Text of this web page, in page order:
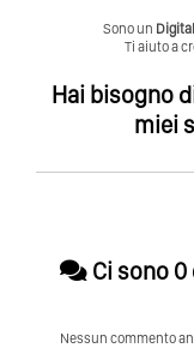
Sono un
Ti aiuto a
Hai bisogno
miei
Ci sono
Nessun commento